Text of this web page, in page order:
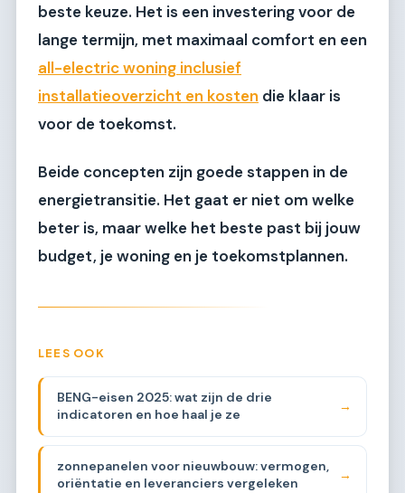
beste keuze. Het is een investering voor de
lange termijn, met maximaal comfort en een
all-electric woning inclusief
installatieoverzicht en kosten die klaar is
voor de toekomst.
Beide concepten zijn goede stappen in de
energietransitie. Het gaat er niet om welke
beter is, maar welke het beste past bij jouw
budget, je woning en je toekomstplannen.
LEES OOK
BENG-eisen 2025: wat zijn de drie
indicatoren en hoe haal je ze
→
zonnepanelen voor nieuwbouw: vermogen,
oriëntatie en leveranciers vergeleken
→